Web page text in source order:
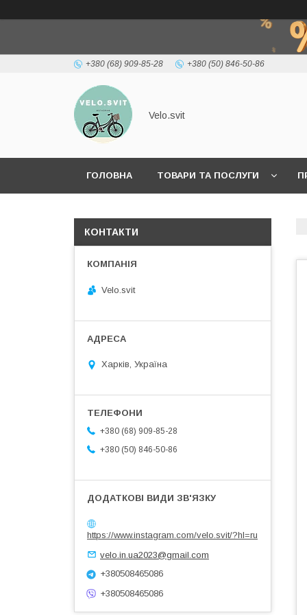
+380 (68) 909-85-28 +380 (50) 846-50-86
Velo.svit
ГОЛОВНА ТОВАРИ ТА ПОСЛУГИ
КОНТАКТИ
Velo.svit
Харків, Україна
+380 (68) 909-85-28
+380 (50) 846-50-86
https://www.instagram.com/velo.svit/?hl=ru
velo.in.ua2023@gmail.com
+380508465086
+380508465086